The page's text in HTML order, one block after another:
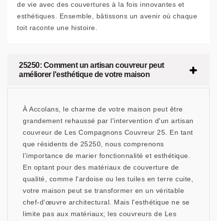
de vie avec des couvertures à la fois innovantes et
esthétiques. Ensemble, bâtissons un avenir où chaque
toit raconte une histoire.
25250: Comment un artisan couvreur peut
améliorer l'esthétique de votre maison
À Accolans, le charme de votre maison peut être
grandement rehaussé par l'intervention d'un artisan
couvreur de Les Compagnons Couvreur 25. En tant
que résidents de 25250, nous comprenons
l'importance de marier fonctionnalité et esthétique.
En optant pour des matériaux de couverture de
qualité, comme l'ardoise ou les tuiles en terre cuite,
votre maison peut se transformer en un véritable
chef-d'œuvre architectural. Mais l'esthétique ne se
limite pas aux matériaux; les couvreurs de Les